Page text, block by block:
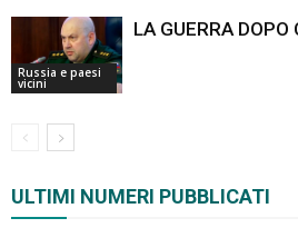
Russia e paesi
vicini
LA GUERRA DOPO
ULTIMI NUMERI PUBBLICATI